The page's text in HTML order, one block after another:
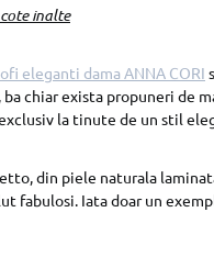
inalte
eleganti dama ANNA CORI
chiar exista propuneri de
la tinute de un stil
din piele naturala
fabulosi. Iata doar un